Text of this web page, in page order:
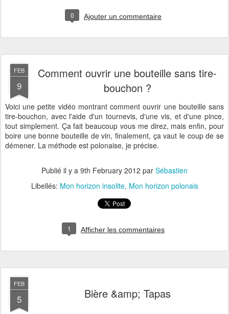
0 Ajouter un commentaire
FEB
9
Comment ouvrir une bouteille sans tire-
bouchon ?
Voici une petite vidéo montrant comment ouvrir une bouteille sans
tire-bouchon, avec l'aide d'un tournevis, d'une vis, et d'une pince,
tout simplement. Ça fait beaucoup vous me direz, mais enfin, pour
boire une bonne bouteille de vin, finalement, ça vaut le coup de se
démener. La méthode est polonaise, je précise.
Publié il y a 9th February 2012 par Sébastien
Libellés: Mon horizon insolite Mon horizon polonais
1 Afficher les commentaires
FEB
5 Bière &amp; Tapas